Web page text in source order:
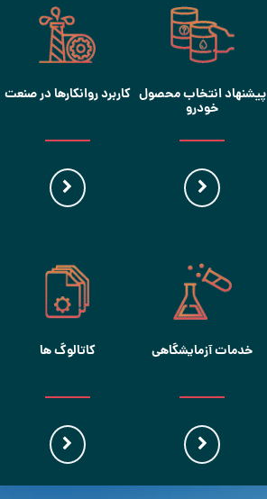
پیشنهاد انتخاب محصول
خودرو
کاربرد روانکارها در صنعت
خدمات آزمایشگاهی کاتالوگ ها